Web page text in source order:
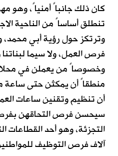
كان ذلك جانباً أمنياً، وهو
تنطلق أساساً من الناحية
وترتكز حول رؤية أبي
فرص العمل، ولا سيما لبناتنا
وخصوصاً من يعملن في
منطقاً أن يمكثن حتى ساعة
أن تنظيم وتقنين ساعات
سيحسن فرص التحاقهن
التجزئة، وهو أحد القطاعات
آلاف فرص التوظيف